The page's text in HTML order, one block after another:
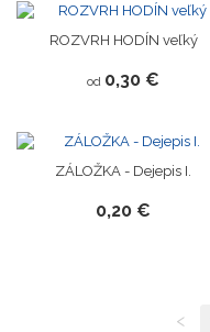
ROZVRH HODÍN veľký
od 0,30 €
ZÁLOŽKA - Dejepis I.
0,20 €
<